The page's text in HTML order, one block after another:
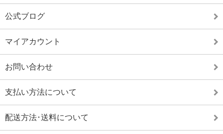
公式ブログ
マイアカウント
お問い合わせ
支払い方法について
配送方法･送料について